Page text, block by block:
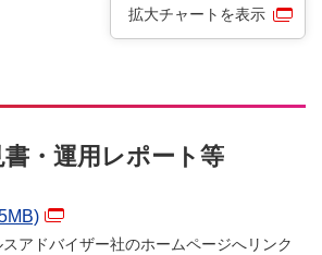
拡大チャートを表示
書・運用レポート等
MB)
アドバイザー社のホームページへリンク